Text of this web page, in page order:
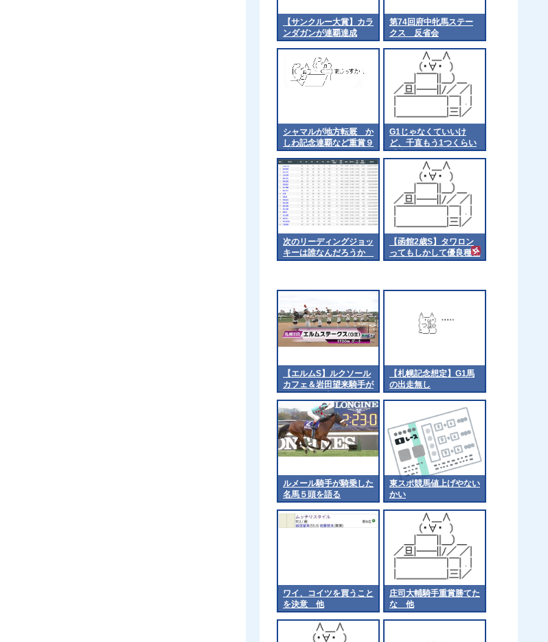
【サンクルー大賞】カラ
ンダガンが連覇達成
第74回府中牝馬ステー
クス 反省会
シャマルが地方転厩 か
しわ記念連覇など重賞９
勝
G1じゃなくていいけ
ど、千直もう1つくらい
重賞あってもええよな
次のリーディングジョッ
キーは誰なんだろうか
他
【函館2歳S】タワロン
ってもしかして優良種牡
馬では? 他
【エルムS】ルクソール
カフェ＆岩田望来騎手が
ｷﾀ━━━━(ﾟ
∀ﾟ)━━━━!!
【札幌記念想定】G1馬
の出走無し
ルメール騎手が騎乗した
名馬５頭を語る
東スポ競馬値上げやない
かい
ワイ、コイツを買うこと
を決意 他
庄司大輔騎手重賞勝てた
な 他